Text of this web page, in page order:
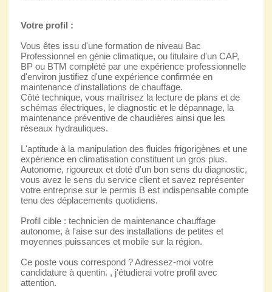
Votre profil :
Vous êtes issu d'une formation de niveau Bac
Professionnel en génie climatique, ou titulaire d'un CAP,
BP ou BTM complété par une expérience professionnelle
d'environ justifiez d'une expérience confirmée en
maintenance d'installations de chauffage.
Côté technique, vous maîtrisez la lecture de plans et de
schémas électriques, le diagnostic et le dépannage, la
maintenance préventive de chaudières ainsi que les
réseaux hydrauliques.
L'aptitude à la manipulation des fluides frigorigènes et une
expérience en climatisation constituent un gros plus.
Autonome, rigoureux et doté d'un bon sens du diagnostic,
vous avez le sens du service client et savez représenter
votre entreprise sur le permis B est indispensable compte
tenu des déplacements quotidiens.
Profil cible : technicien de maintenance chauffage
autonome, à l'aise sur des installations de petites et
moyennes puissances et mobile sur la région.
Ce poste vous correspond ? Adressez-moi votre
candidature à quentin. , j'étudierai votre profil avec
attention.